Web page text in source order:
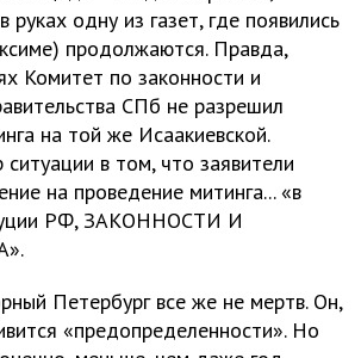
одну из газет, где появились
продолжаются. Правда,
Комитет по законности и
СПб не разрешил
на той же Исаакиевской.
в том, что заявители
на проведение митинга... «в
РФ, ЗАКОННОСТИ И
Петербург все же не мертв. Он,
«предопределенности». Но